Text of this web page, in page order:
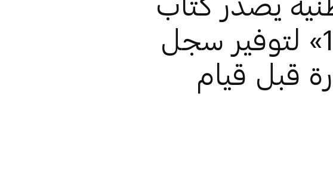
«أبوظبي قبل عام 1971» لتوفير سجل
قبل قيام